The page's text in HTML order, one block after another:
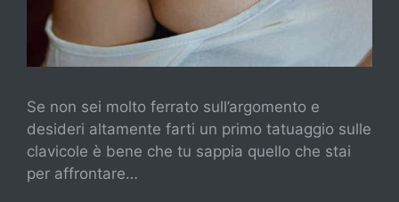
Se non sei molto ferrato sull’argomento e
desideri altamente farti un primo tatuaggio sulle
clavicole è bene che tu sappia quello che stai
per affrontare…